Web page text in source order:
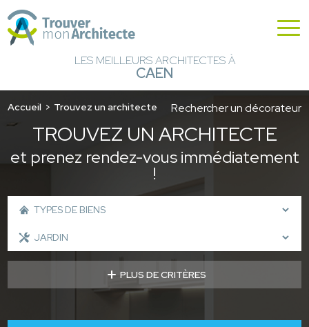
LES MEILLEURS ARCHITECTES À
CAEN
Accueil Trouvez un architecte Rechercher un décorateur
TROUVEZ UN ARCHITECTE
et prenez rendez-vous immédiatement
!
PLUS DE CRITÈRES